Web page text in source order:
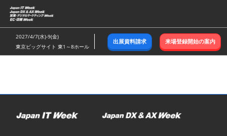
ス
キ
ッ
し
む
2027/4/7(水)-9(金)
東京ビッグサイト 東1～8ホール
出展資料請求 来場登録開始の案内